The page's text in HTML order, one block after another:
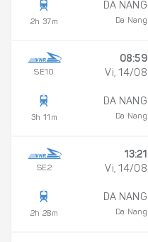
2h 37m
DA NANG
Da Nang
SE10
3h 11m
08:59
Vi, 14/08
DA NANG
Da Nang
SE2
2h 28m
13:21
Vi, 14/08
DA NANG
Da Nang